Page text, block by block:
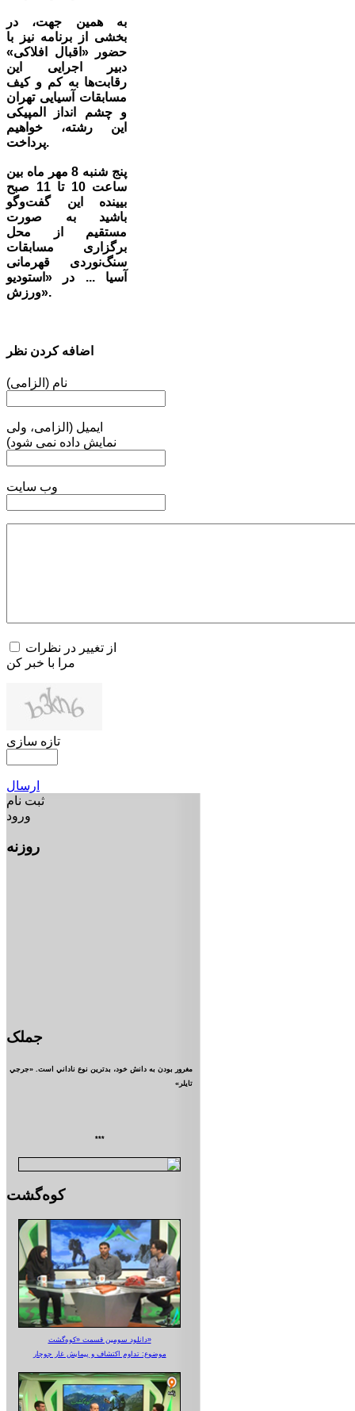
به همين جهت، در
بخشی از برنامه نیز با
حضور «اقبال افلاکی»‌
دبیر اجرایی این
رقابت‌ها به کم و کیف
مسابقات آسیایی تهران
و چشم انداز المپیکی
این رشته، خواهیم
پرداخت.
پنج شنبه 8 مهر ماه بین
ساعت 10 تا 11 صبح
بیینده این گفت‌وگو
باشید به صورت
مستقیم از محل
برگزاری مسابقات
سنگ‌نوردی قهرمانی
آسیا ... در «استودیو
ورزش».
اضافه کردن نظر
نام (الزامی)
ایمیل (الزامی، ولی
نمایش داده نمی شود)
وب سایت
از تغییر در نظرات
مرا با خبر کن
تازه سازی
ارسال
ثبت نام
ورود
روزنه
جملک
مغرور بودن به دانش خود، بدترين نوع ناداني است. «جرجي
تايلر»
***
کوه‌گشت
دانلود سومین قسمت «کوه‌گشت»
موضوع: تداوم اکتشاف و پیمایش غار جوجار